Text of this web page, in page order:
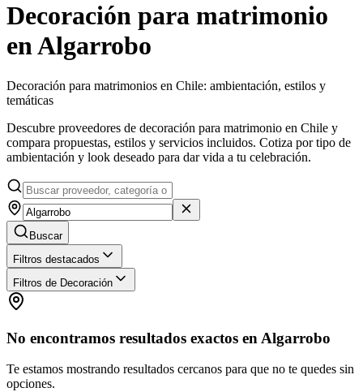
Decoración para matrimonio
en Algarrobo
Decoración para matrimonios en Chile: ambientación, estilos y
temáticas
Descubre proveedores de decoración para matrimonio en Chile y
compara propuestas, estilos y servicios incluidos. Cotiza por tipo de
ambientación y look deseado para dar vida a tu celebración.
Buscar
Filtros destacados
Filtros de Decoración
No encontramos resultados exactos en Algarrobo
Te estamos mostrando resultados cercanos para que no te quedes sin
opciones.